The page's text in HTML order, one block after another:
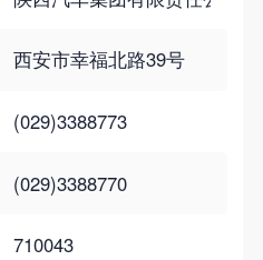
西安市幸福北路39号
(029)3388773
(029)3388770
710043